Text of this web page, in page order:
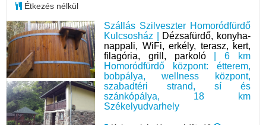
Szállás Szilveszter Homoródfürdő
Kulcsosház | Dézsafürdő, konyha-
nappali, WiFi, erkély, terasz, kert,
filagória, grill, parkoló| 6 km
Homoródfürdő központ: étterem,
bobpálya, wellness központ,
szabadtéri strand, sí és
szánkópálya, 18 km
Székelyudvarhely
Étkezés nélkül